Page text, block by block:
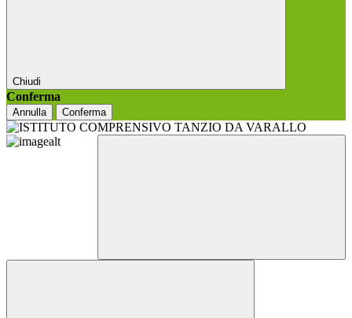
Chiudi
Conferma
Annulla Conferma